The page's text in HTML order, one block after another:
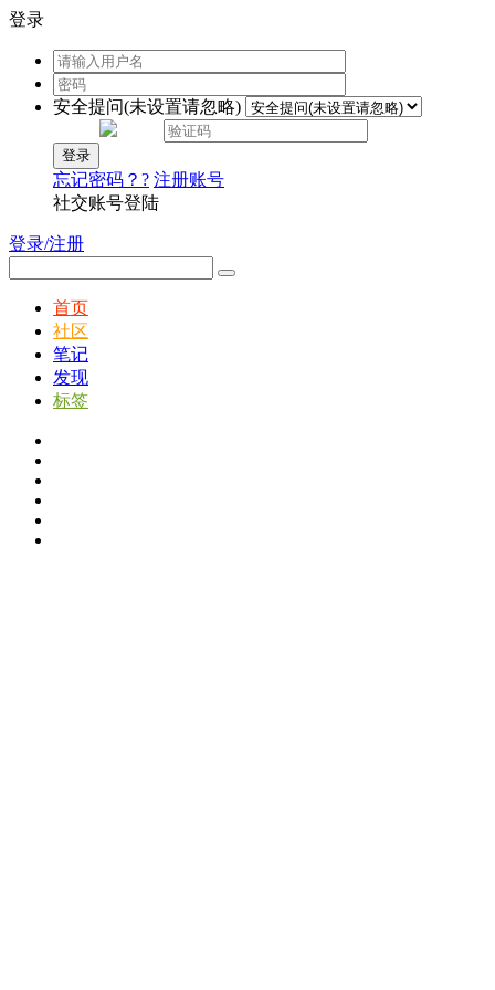
登录
安全提问(未设置请忽略)
登录
忘记密码？? 注册账号
社交账号登陆
登录/注册
首页
社区
笔记
发现
标签